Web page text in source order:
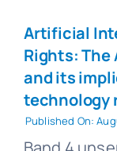
Artificial
Rights: The
and its
technology
Published On: